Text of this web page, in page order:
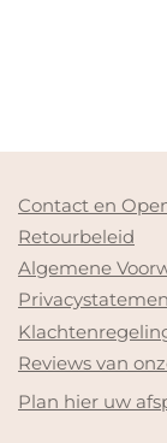
Contact en
Retourbeleid
Algemene
Reviews van
Plan hier uw